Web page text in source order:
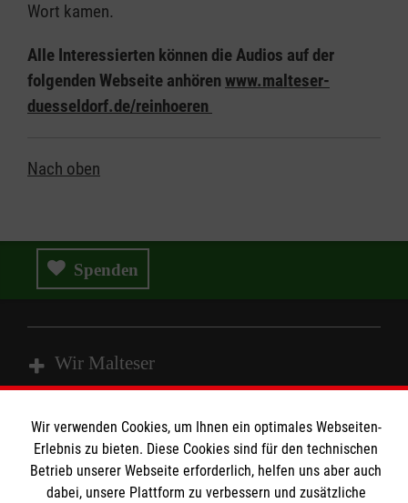
Wort kamen.
Alle Interessierten können die Audios auf der
folgenden Webseite anhörenwww.malteser-
duesseldorf.de/reinhoeren
Nach oben
Spenden
Wir Malteser
Spenden & Helfen
Angebote & Leistungen
Kursangebote
Informationen
Wir verwenden Cookies, um Ihnen ein optimales Webseiten-
Erlebnis zu bieten. Diese Cookies sind für den technischen
Betrieb unserer Webseite erforderlich, helfen uns aber auch
dabei, unsere Plattform zu verbessern und zusätzliche